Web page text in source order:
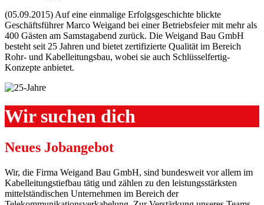
(05.09.2015) Auf eine einmalige Erfolgsgeschichte blickte
Geschäftsführer Marco Weigand bei einer Betriebsfeier mit mehr als
400 Gästen am Samstagabend zurück. Die Weigand Bau GmbH
besteht seit 25 Jahren und bietet zertifizierte Qualität im Bereich
Rohr- und Kabelleitungsbau, wobei sie auch Schlüsselfertig-
Konzepte anbietet.
Wir suchen dich
Neues Jobangebot
Wir, die Firma Weigand Bau GmbH, sind bundesweit vor allem im
Kabelleitungstiefbau tätig und zählen zu den leistungsstärksten
mittelständischen Unternehmen im Bereich der